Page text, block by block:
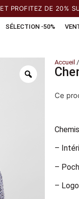
DE 20% SUR
SÉLECTION -50%
Accueil /
Ce
–
–
–